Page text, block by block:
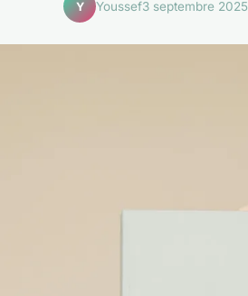
Y Youssef3 septembre 2025